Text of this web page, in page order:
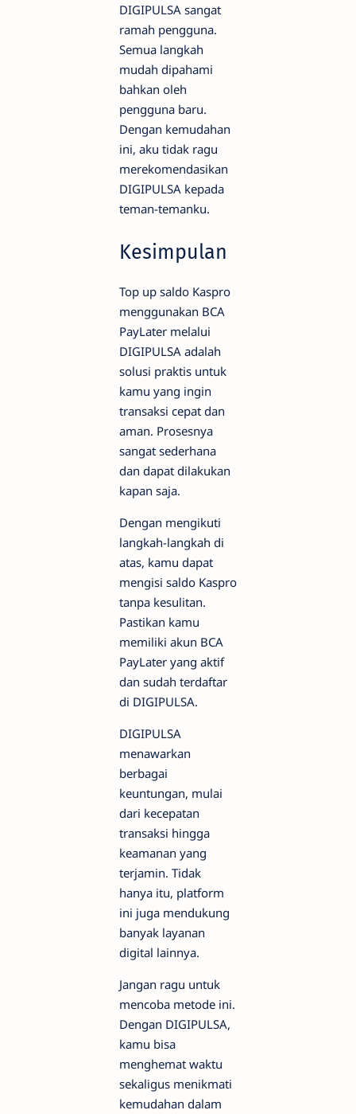
DIGIPULSA sangat
ramah pengguna.
Semua langkah
mudah dipahami
bahkan oleh
pengguna baru.
Dengan kemudahan
ini, aku tidak ragu
merekomendasikan
DIGIPULSA kepada
teman-temanku.
Kesimpulan
Top up saldo Kaspro
menggunakan BCA
PayLater melalui
DIGIPULSA adalah
solusi praktis untuk
kamu yang ingin
transaksi cepat dan
aman. Prosesnya
sangat sederhana
dan dapat dilakukan
kapan saja.
Dengan mengikuti
langkah-langkah di
atas, kamu dapat
mengisi saldo Kaspro
tanpa kesulitan.
Pastikan kamu
memiliki akun BCA
PayLater yang aktif
dan sudah terdaftar
di DIGIPULSA.
DIGIPULSA
menawarkan
berbagai
keuntungan, mulai
dari kecepatan
transaksi hingga
keamanan yang
terjamin. Tidak
hanya itu, platform
ini juga mendukung
banyak layanan
digital lainnya.
Jangan ragu untuk
mencoba metode ini.
Dengan DIGIPULSA,
kamu bisa
menghemat waktu
sekaligus menikmati
kemudahan dalam